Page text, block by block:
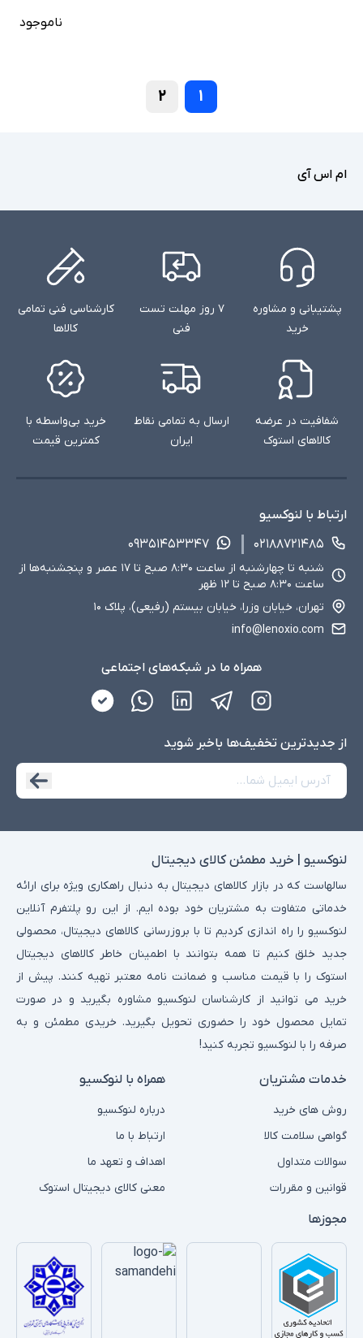
ناموجود
۱ ۲
ام اس آی
پشتیبانی و مشاوره
خرید
۷ روز مهلت تست
فنی
کارشناسی فنی تمامی
کالاها
شفافیت در عرضه
کالاهای استوک
ارسال به تمامی نقاط
ایران
خرید بی‌واسطه با
کمترین قیمت
ارتباط با لنوکسیو
۰۲۱۸۸۷۲۱۴۸۵
۰۹۳۵۱۴۵۳۳۴۷
شنبه تا چهارشنبه از ساعت ۸:۳۰ صبح تا ۱۷ عصر و پنجشنبه‌ها از
ساعت ۸:۳۰ صبح تا ۱۲ ظهر
تهران، خیابان وزرا، خیابان بیستم (رفیعی)، پلاک ۱۰
info@lenoxio.com
همراه ما در شبکه‌های اجتماعی
از جدید‌ترین تخفیف‌ها با‌خبر شوید
لنوکسیو | خرید مطمئن کالای دیجیتال
سالهاست که در بازار کالاهای دیجیتال به دنبال راهکاری ویژه برای ارائه
خدماتی متفاوت به مشتریان خود بوده ایم. از این رو پلتفرم آنلاین
لنوکسیو را راه اندازی کردیم تا با بروزرسانی کالاهای دیجیتال، محصولی
جدید خلق کنیم تا همه بتوانند با اطمینان خاطر کالاهای دیجیتال
استوک را با قیمت مناسب و ضمانت نامه معتبر تهیه کنند. پیش از
خرید می توانید از کارشناسان لنوکسیو مشاوره بگیرید و در صورت
تمایل محصول خود را حضوری تحویل بگیرید. خریدی مطمئن و به
صرفه را با لنوکسیو تجربه کنید!
خدمات مشتریان
روش های خرید
گواهی سلامت کالا
سوالات متداول
قوانین و مقررات
همراه با لنوکسیو
درباره لنوکسیو
ارتباط با ما
اهداف و تعهد ما
معنی کالای دیجیتال استوک
مجوزها